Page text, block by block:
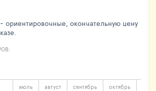
ориентировочные, окончательную цену
июль август сентябрь октябрь